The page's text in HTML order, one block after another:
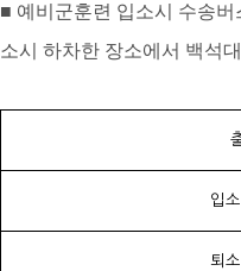
■ 예비군훈련 입소시 수송버
소시 하차한 장소에서 백석
입
퇴